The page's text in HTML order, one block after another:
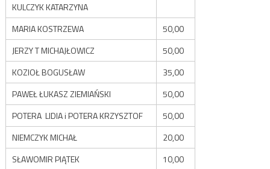
KULCZYK KATARZYNA
MARIA KOSTRZEWA
50,00
JERZY T MICHAJŁOWICZ
50,00
KOZIOŁ BOGUSŁAW
35,00
PAWEŁ ŁUKASZ ZIEMIAŃSKI
50,00
POTERA LIDIA i POTERA KRZYSZTOF
50,00
NIEMCZYK MICHAŁ
20,00
SŁAWOMIR PIĄTEK
10,00